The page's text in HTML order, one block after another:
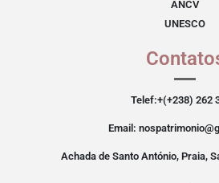
ANCV
UNESCO
Telef:+(+238) 262
Email:
Achada de Santo António, Praia,